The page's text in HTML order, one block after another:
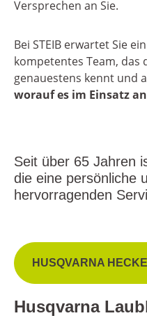
Versprechen an Sie.
Bei STEIB erwartet Sie
kompetentes Team, das
genauestens kennt und
worauf es im Einsatz
Seit über 65 Jahren
die eine persönliche
hervorragenden
HUSQVARNA
Husqvarna